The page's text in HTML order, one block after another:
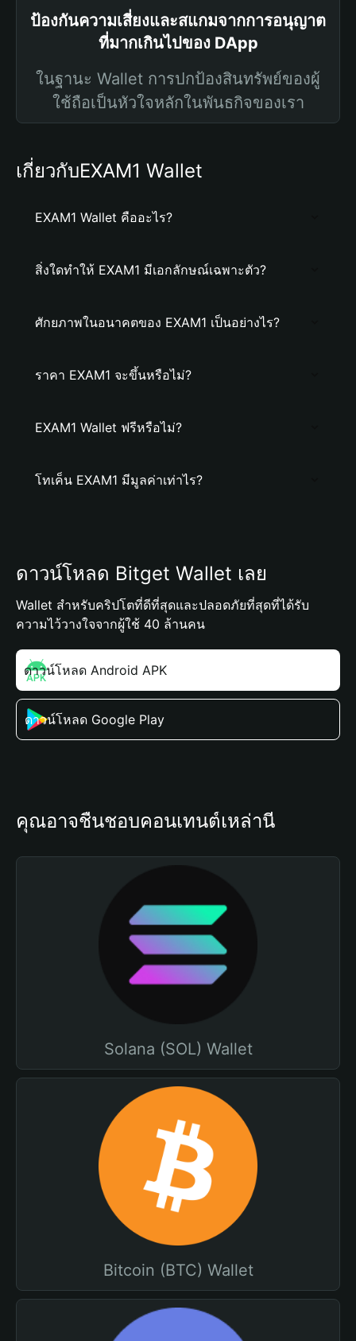
ป้องกันความเสี่ยงและสแกมจากการอนุญาต
ที่มากเกินไปของ DApp
ในฐานะ Wallet การปกป้องสินทรัพย์ของผู้
ใช้ถือเป็นหัวใจหลักในพันธกิจของเรา
เกี่ยวกับEXAM1 Wallet
EXAM1 Wallet คืออะไร?
สิ่งใดทำให้ EXAM1 มีเอกลักษณ์เฉพาะตัว?
ศักยภาพในอนาคตของ EXAM1 เป็นอย่างไร?
ราคา EXAM1 จะขึ้นหรือไม่?
EXAM1 Wallet ฟรีหรือไม่?
โทเค็น EXAM1 มีมูลค่าเท่าไร?
ดาวน์โหลด Bitget Wallet เลย
Wallet สำหรับคริปโตที่ดีที่สุดและปลอดภัยที่สุดที่ได้รับ
ความไว้วางใจจากผู้ใช้ 40 ล้านคน
ดาวน์โหลด Android APK
ดาวน์โหลด Google Play
คุณอาจชื่นชอบคอนเทนต์เหล่านี้
Solana (SOL) Wallet
Bitcoin (BTC) Wallet